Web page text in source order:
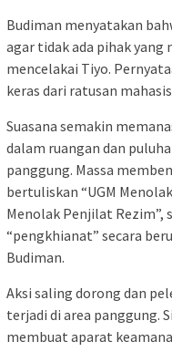
Budiman menyatakan
agar tidak ada pihak yang
mencelakai Tiyo.
keras dari ratusan
Suasana semakin
dalam ruangan dan
panggung. Massa
bertuliskan “UGM
Menolak Penjilat Rezim”,
“pengkhianat” secara
Budiman.
Aksi saling dorong dan
terjadi di area panggung.
membuat aparat